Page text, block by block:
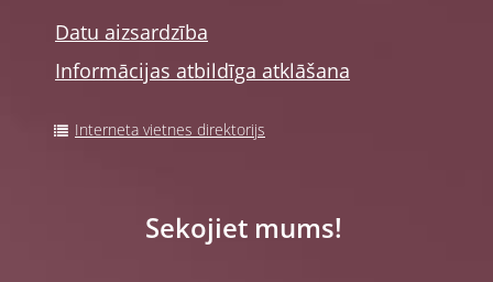
Datu aizsardzība
Informācijas atbildīga atklāšana
Interneta vietnes direktorijs
Sekojiet mums!